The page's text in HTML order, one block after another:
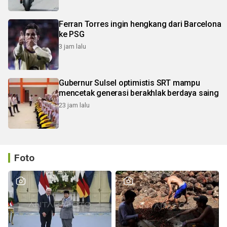
Ferran Torres ingin hengkang dari Barcelona
ke PSG
3 jam lalu
Gubernur Sulsel optimistis SRT mampu
mencetak generasi berakhlak berdaya saing
23 jam lalu
Foto